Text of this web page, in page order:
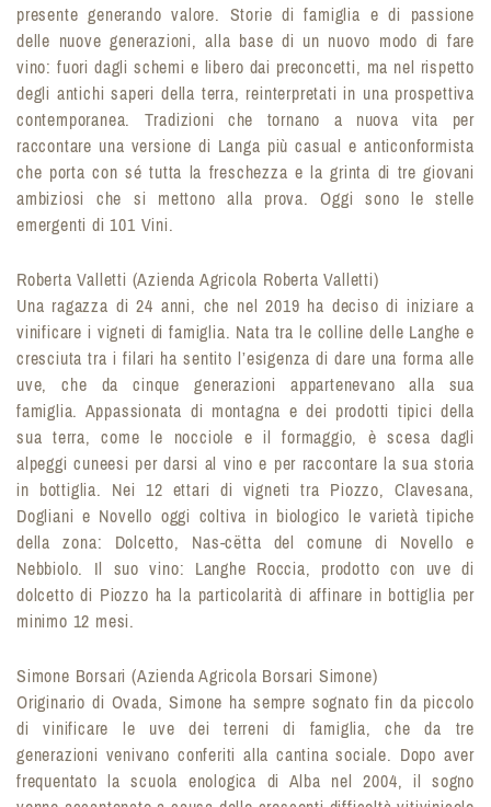
presente generando valore. Storie di famiglia e di passione
delle nuove generazioni, alla base di un nuovo modo di fare
vino: fuori dagli schemi e libero dai preconcetti, ma nel rispetto
degli antichi saperi della terra, reinterpretati in una prospettiva
contemporanea. Tradizioni che tornano a nuova vita per
raccontare una versione di Langa più casual e anticonformista
che porta con sé tutta la freschezza e la grinta di tre giovani
ambiziosi che si mettono alla prova. Oggi sono le stelle
emergenti di 101 Vini.
Roberta Valletti (Azienda Agricola Roberta Valletti)
Una ragazza di 24 anni, che nel 2019 ha deciso di iniziare a
vinificare i vigneti di famiglia. Nata tra le colline delle Langhe e
cresciuta tra i filari ha sentito l’esigenza di dare una forma alle
uve, che da cinque generazioni appartenevano alla sua
famiglia. Appassionata di montagna e dei prodotti tipici della
sua terra, come le nocciole e il formaggio, è scesa dagli
alpeggi cuneesi per darsi al vino e per raccontare la sua storia
in bottiglia. Nei 12 ettari di vigneti tra Piozzo, Clavesana,
Dogliani e Novello oggi coltiva in biologico le varietà tipiche
della zona: Dolcetto, Nas-cëtta del comune di Novello e
Nebbiolo. Il suo vino: Langhe Roccia, prodotto con uve di
dolcetto di Piozzo ha la particolarità di affinare in bottiglia per
minimo 12 mesi.
Simone Borsari (Azienda Agricola Borsari Simone)
Originario di Ovada, Simone ha sempre sognato fin da piccolo
di vinificare le uve dei terreni di famiglia, che da tre
generazioni venivano conferiti alla cantina sociale. Dopo aver
frequentato la scuola enologica di Alba nel 2004, il sogno